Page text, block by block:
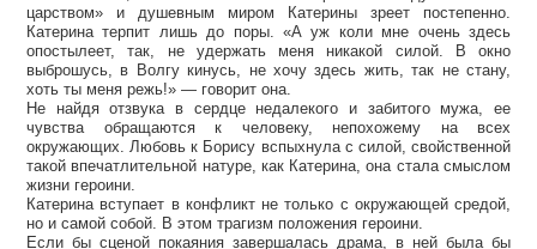
царством» и душевным миром Катерины зреет постепенно.
Катерина терпит лишь до поры. «А уж коли мне очень здесь
опостылеет, так, не удержать меня никакой силой. В окно
выброшусь, в Волгу кинусь, не хочу здесь жить, так не стану,
хоть ты меня режь!» — говорит она.
Не найдя отзвука в сердце недалекого и забитого мужа, ее
чувства обращаются к человеку, непохожему на всех
окружающих. Любовь к Борису вспыхнула с силой, свойственной
такой впечатлительной натуре, как Катерина, она стала смыслом
жизни героини.
Катерина вступает в конфликт не только с окружающей средой,
но и самой собой. В этом трагизм положения героини.
Если бы сценой покаяния завершалась драма, в ней была бы